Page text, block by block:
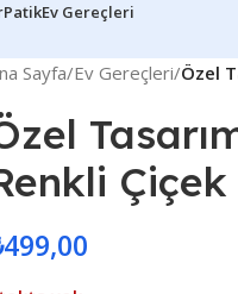
PatikEv Gereçleri
Sayfa/Ev Gereçleri/Özel
Çiçek
499,00